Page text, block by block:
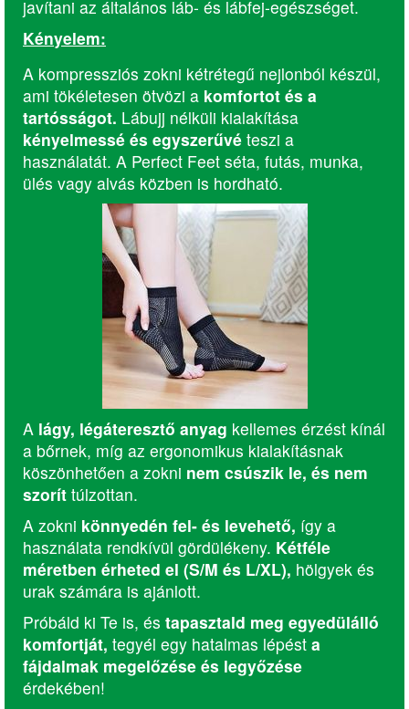
javítani az általános láb- és lábfej-egészséget.
Kényelem:
A kompressziós zokni kétrétegű nejlonból készül,
ami tökéletesen ötvözi a komfortot és a
tartósságot. Lábujj nélküli kialakítása
kényelmessé és egyszerűvé teszi a
használatát. A Perfect Feet séta, futás, munka,
ülés vagy alvás közben is hordható.
A lágy, légáteresztő anyag kellemes érzést kínál
a bőrnek, míg az ergonomikus kialakításnak
köszönhetően a zokni nem csúszik le, és nem
szorít túlzottan.
A zokni könnyedén fel- és levehető, így a
használata rendkívül gördülékeny. Kétféle
méretben érheted el (S/M és L/XL), hölgyek és
urak számára is ajánlott.
Próbáld ki Te is, és tapasztald meg egyedülálló
komfortját, tegyél egy hatalmas lépést a
fájdalmak megelőzése és legyőzése
érdekében!